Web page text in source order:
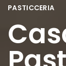
PASTICCERIA